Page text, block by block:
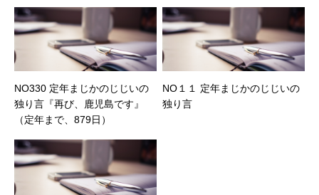
NO330 定年まじかのじじいの
独り言『再び、鹿児島です』
（定年まで、879日）
NO１１ 定年まじかのじじいの
独り言